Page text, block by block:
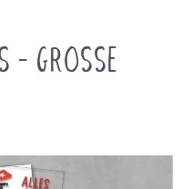
- GROSSE